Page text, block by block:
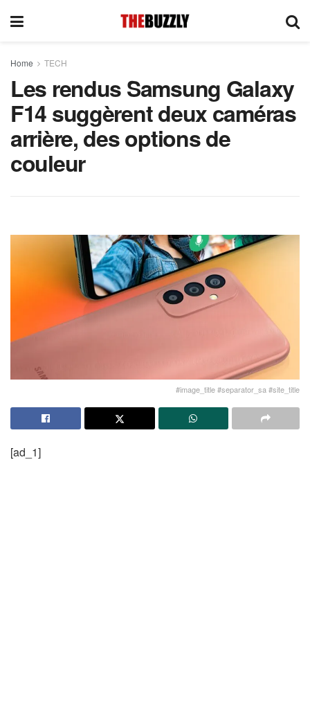
Home TECH
Les rendus Samsung Galaxy
F14 suggèrent deux caméras
arrière, des options de
couleur
#image_title #separator_sa #site_title
[ad_1]